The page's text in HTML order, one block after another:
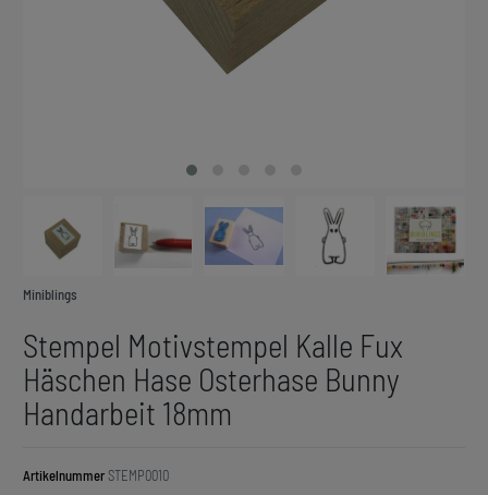
Miniblings
Stempel Motivstempel Kalle Fux
Häschen Hase Osterhase Bunny
Handarbeit 18mm
ArtikelnummerSTEMP0010